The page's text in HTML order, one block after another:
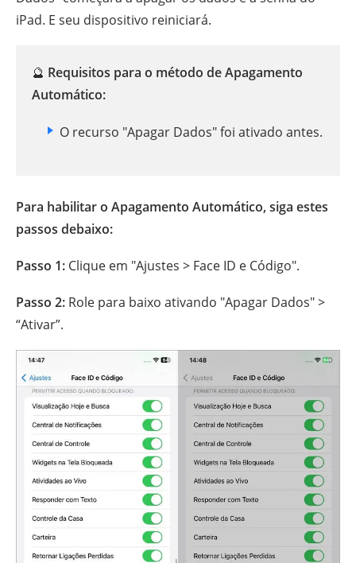
iPad. E seu dispositivo reiniciará.
🔮 Requisitos para o método de Apagamento
Automático:
O recurso "Apagar Dados" foi ativado antes.
Para habilitar o Apagamento Automático, siga estes
passos debaixo:
Passo 1: Clique em "Ajustes > Face ID e Código".
Passo 2: Role para baixo ativando "Apagar Dados" >
“Ativar”.